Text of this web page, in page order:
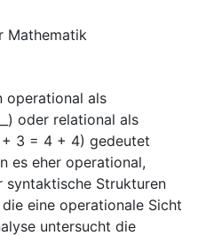
Mathematik
operational als
oder relational als
3 = 4 + 4) gedeutet
es eher operational,
syntaktische Strukturen
eine operationale Sicht
untersucht die